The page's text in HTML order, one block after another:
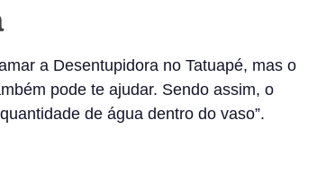
a Desentupidora no Tatuapé, mas o
pode te ajudar. Sendo assim, o
de água dentro do vaso”.